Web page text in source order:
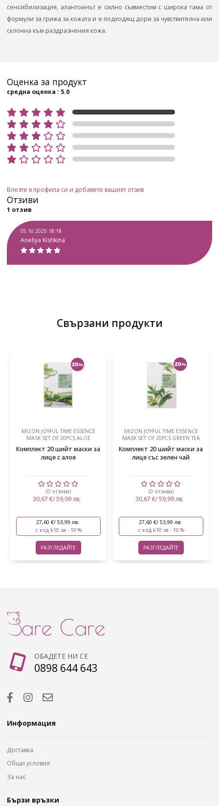
сенсибилизация, алантоинът е силно съвместим с широка гама от
формули за грижа за кожата и е подходящ дори за чувствителна или
склонна към раздразнения кожа.
Отзиви
1 отзив
05.10.2025 18:18
Aneliya Kishkina
Оценка за продукт
средна оценка : 5.0
Влезте в профила си и добавете вашият отзив
Свързани продукти
MIZON JOYFUL TIME ESSENCE
MASK SET OF 20PCS ALOE
Комплект 20 шийт маски за
лице с алое
(0 отзива)
30,67 €/ 59,99 лв.
27,60 €/ 53,99 лв.
с код k10 за - 10 %
РАЗГЛЕДАЙТЕ
MIZON JOYFUL TIME ESSENCE
MASK SET OF 20PCS GREEN TEA
Комплект 20 шийт маски за
лице със зелен чай
(0 отзива)
30,67 €/ 59,99 лв.
27,60 €/ 53,99 лв.
с код k10 за - 10 %
РАЗГЛЕДАЙТЕ
ОБАДЕТЕ НИ СЕ
0898 644 643
Информация
Доставка
Общи условия
За нас
Бързи връзки